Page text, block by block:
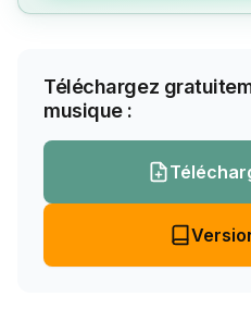
Téléchargez
musique :